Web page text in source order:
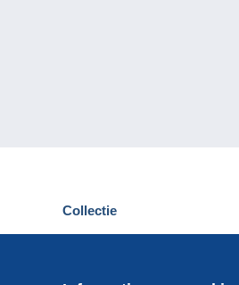
Collectie
Postkaarten